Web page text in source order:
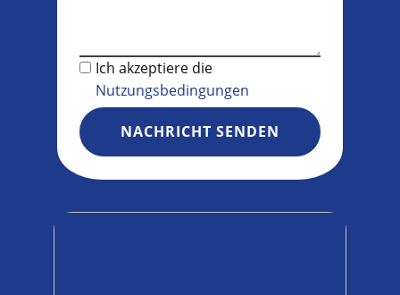
Ich akzeptiere die
Nutzungsbedingungen
NACHRICHT SENDEN